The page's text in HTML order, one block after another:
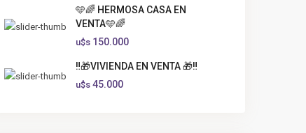
🩵🌈 HERMOSA CASA EN
VENTA🩵🌈
u$s 150.000
‼️🎁VIVIENDA EN VENTA 🎁‼️
u$s 45.000